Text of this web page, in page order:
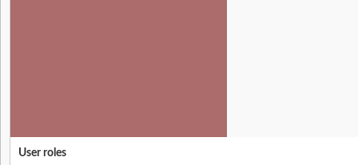
Null
User roles